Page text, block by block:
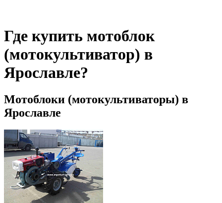
Где купить мотоблок
(мотокультиватор) в
Ярославле?
Мотоблоки (мотокультиваторы) в
Ярославле